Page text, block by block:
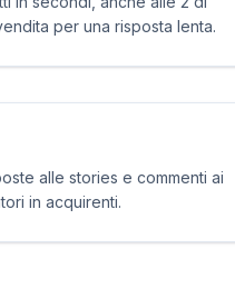
per una risposta lenta.
alle stories e commenti ai
in acquirenti.